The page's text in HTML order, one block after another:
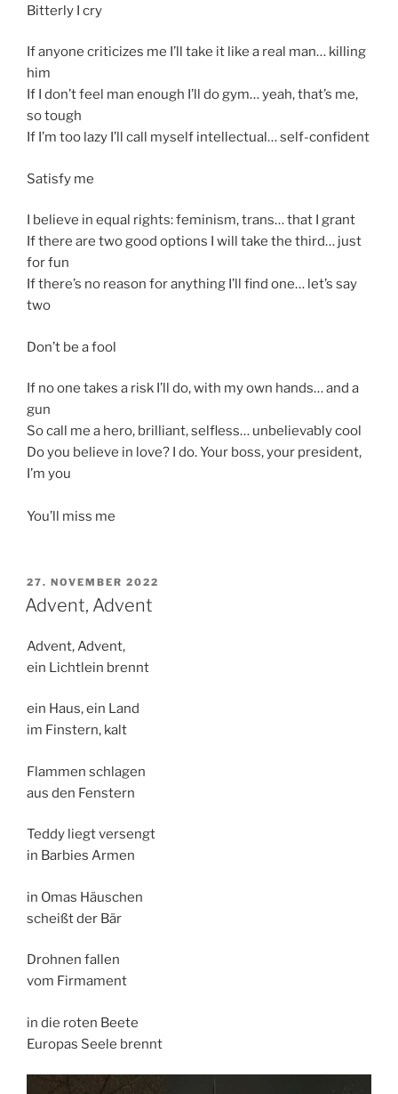
Bitterly I cry
If anyone criticizes me I’ll take it like a real man… killing
him
If I don’t feel man enough I’ll do gym… yeah, that’s me,
so tough
If I’m too lazy I’ll call myself intellectual… self-confident
Satisfy me
I believe in equal rights: feminism, trans… that I grant
If there are two good options I will take the third… just
for fun
If there’s no reason for anything I’ll find one… let’s say
two
Don’t be a fool
If no one takes a risk I’ll do, with my own hands… and a
gun
So call me a hero, brilliant, selfless… unbelievably cool
Do you believe in love? I do. Your boss, your president,
I’m you
You’ll miss me
VERÖFFENTLICHT
AM
27. NOVEMBER 2022
Advent, Advent
Advent, Advent,
ein Lichtlein brennt
ein Haus, ein Land
im Finstern, kalt
Flammen schlagen
aus den Fenstern
Teddy liegt versengt
in Barbies Armen
in Omas Häuschen
scheißt der Bär
Drohnen fallen
vom Firmament
in die roten Beete
Europas Seele brennt